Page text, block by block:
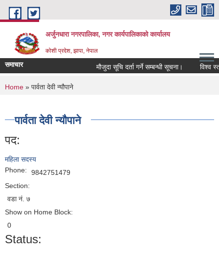
Skip to main content
अर्जुनधारा नगरपालिका, नगर कार्यपालिकाको कार्यालय
कोशी प्रदेश, झापा, नेपाल
समाचार मौजुदा सूचि दर्ता गर्ने सम्बन्धी सूचना। विश्व
You are here
Home » पार्वता देवी न्यौपाने
पार्वता देवी न्यौपाने
पद:
महिला सदस्य
Phone:
9842751479
Section:
वडा नं. ७
Show on Home Block:
0
Status: